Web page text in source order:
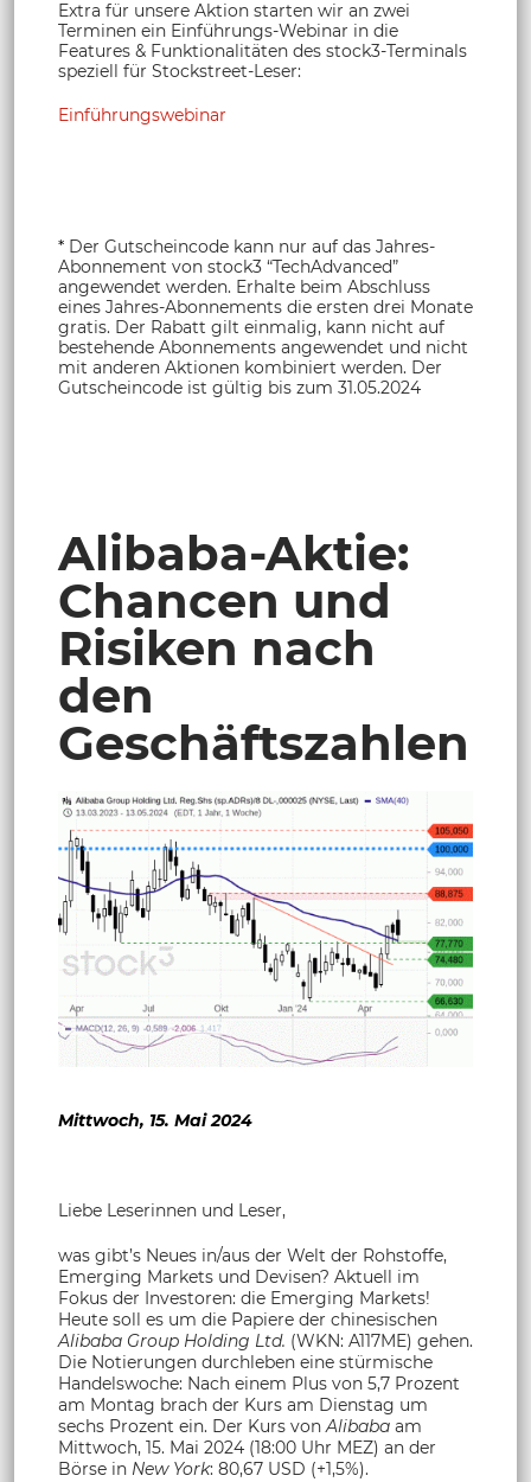
Extra für unsere Aktion starten wir an zwei
Terminen ein Einführungs-Webinar in die
Features & Funktionalitäten des stock3-Terminals
speziell für Stockstreet-Leser:
Einführungswebinar
* Der Gutscheincode kann nur auf das Jahres-
Abonnement von stock3 “TechAdvanced”
angewendet werden. Erhalte beim Abschluss
eines Jahres-Abonnements die ersten drei Monate
gratis. Der Rabatt gilt einmalig, kann nicht auf
bestehende Abonnements angewendet und nicht
mit anderen Aktionen kombiniert werden. Der
Gutscheincode ist gültig bis zum 31.05.2024
Alibaba-Aktie:
Chancen und
Risiken nach
den
Geschäftszahlen
Mittwoch, 15. Mai 2024
Liebe Leserinnen und Leser,
was gibt’s Neues in/aus der Welt der Rohstoffe,
Emerging Markets und Devisen? Aktuell im
Fokus der Investoren: die Emerging Markets!
Heute soll es um die Papiere der chinesischen
Alibaba Group Holding Ltd. (WKN: A117ME) gehen.
Die Notierungen durchleben eine stürmische
Handelswoche: Nach einem Plus von 5,7 Prozent
am Montag brach der Kurs am Dienstag um
sechs Prozent ein. Der Kurs vonAlibaba am
Mittwoch, 15. Mai 2024 (18:00 Uhr MEZ) an der
Börse in New York: 80,67 USD (+1,5%).